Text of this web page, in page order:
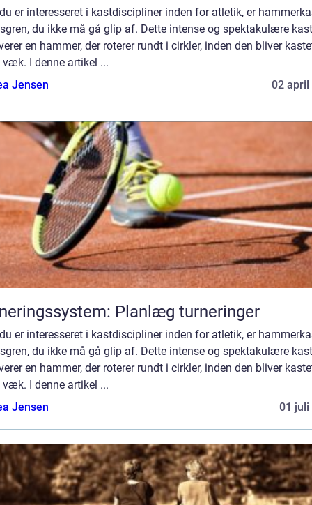
er interesseret i kastdiscipliner inden for atletik, er
du ikke må gå glip af. Dette intense og spektakulære kast
en hammer, der roterer rundt i cirkler, inden den bliver
I denne artikel ...
Jensen
02 april
Planlæg turneringer
er interesseret i kastdiscipliner inden for atletik, er
du ikke må gå glip af. Dette intense og spektakulære kast
en hammer, der roterer rundt i cirkler, inden den bliver
I denne artikel ...
Jensen
01 juli